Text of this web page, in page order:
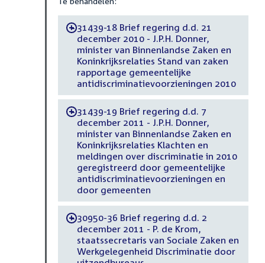
-31439-18 Brief regering d.d. 21
december 2010 - J.P.H. Donner,
minister van Binnenlandse Zaken en
Koninkrijksrelaties Stand van zaken
rapportage gemeentelijke
antidiscriminatievoorzieningen 2010
-31439-19 Brief regering d.d. 7
december 2011 - J.P.H. Donner,
minister van Binnenlandse Zaken en
Koninkrijksrelaties Klachten en
meldingen over discriminatie in 2010
geregistreerd door gemeentelijke
antidiscriminatievoorzieningen en
door gemeenten
-30950-36 Brief regering d.d. 2
december 2011 - P. de Krom,
staatssecretaris van Sociale Zaken en
Werkgelegenheid Discriminatie door